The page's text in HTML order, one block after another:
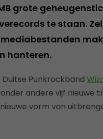
grote
te staan.
hanteren.
Punkrockband
andere vijf nieuwe
vorm van